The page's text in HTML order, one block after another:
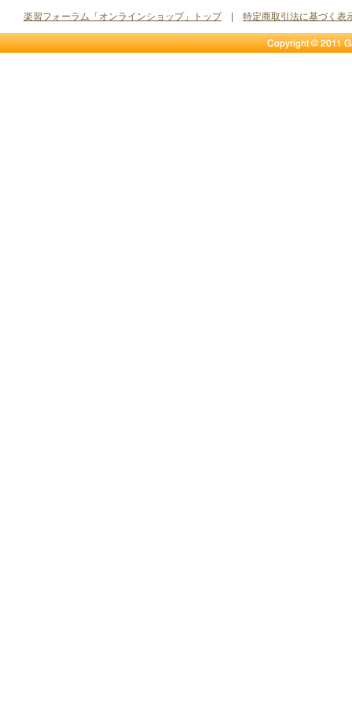
楽習フォーラム「オンラインショップ」トップ| 特定商取引法に基づく表